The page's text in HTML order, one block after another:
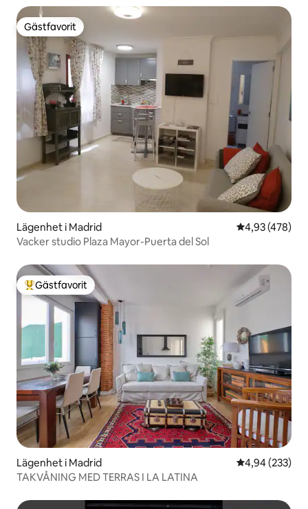
Gästfavorit
Gästfavorit
Lägenhet i Madrid 4,93 av 5 i
4,93 (478)
Vacker studio Plaza Mayor-Puerta del Sol
Populär gästfavorit
Gästfavorit
Lägenhet i Madrid 4,94 av 5 i
4,94 (233)
TAKVÅNING MED TERRAS I LA LATINA